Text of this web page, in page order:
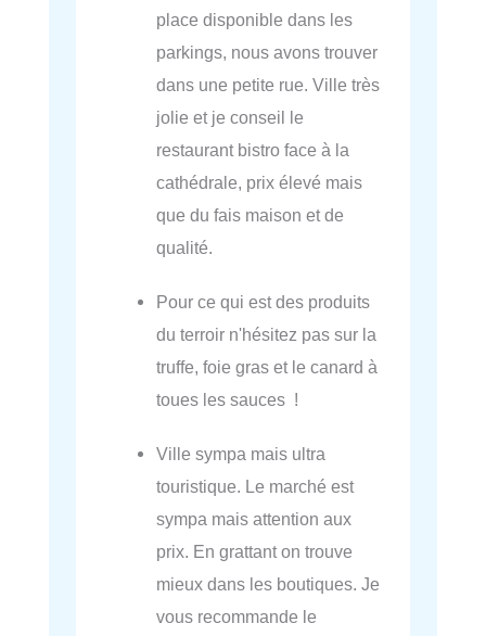
place disponible dans les
parkings, nous avons trouver
dans une petite rue. Ville très
jolie et je conseil le
restaurant bistro face à la
cathédrale, prix élevé mais
que du fais maison et de
qualité.
Pour ce qui est des produits
du terroir n'hésitez pas sur la
truffe, foie gras et le canard à
toues les sauces !
Ville sympa mais ultra
touristique. Le marché est
sympa mais attention aux
prix. En grattant on trouve
mieux dans les boutiques. Je
vous recommande le